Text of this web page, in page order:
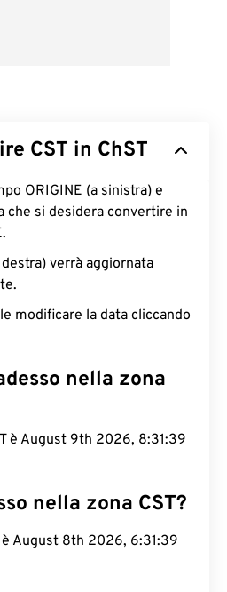
CST in ChST
ORIGINE (a sinistra) e
che si desidera convertire in
destra) verrà aggiornata
modificare la data cliccando
nella zona
è August 9th 2026, 8:31:40
nella zona CST?
August 8th 2026, 6:31:40